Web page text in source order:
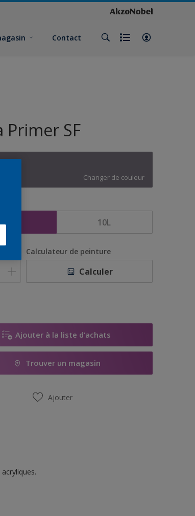
Contact
Primer SF
Changer de couleur
5L 10L
Calculateur de peinture
Calculer
Ajouter à la liste d’achats
Trouver un magasin
Ajouter